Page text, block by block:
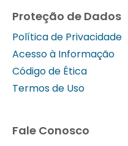
Proteção de Dados
Política de Privacidade
Acesso à Informação
Código de Ética
Termos de Uso
Fale Conosco